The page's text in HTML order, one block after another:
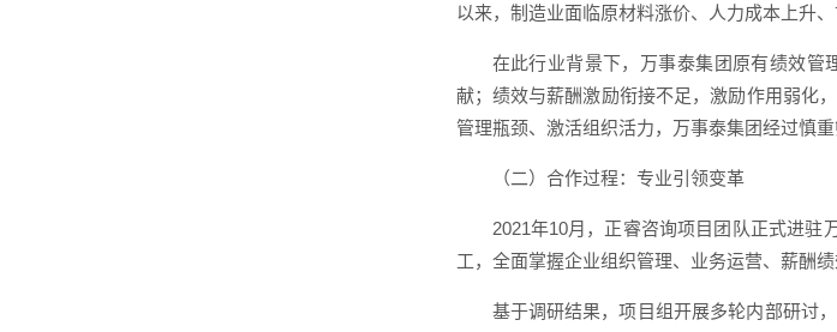
以来，制造业面临原材料涨价、人力成本上升
在此行业背景下，万事泰集团原有绩效管
献；绩效与薪酬激励衔接不足，激励作用弱化
管理瓶颈、激活组织活力，万事泰集团经过慎
（二）合作过程：专业引领变革
2021年10月，正睿咨询项目团队正式进驻
工，全面掌握企业组织管理、业务运营、薪酬
基于调研结果，项目组开展多轮内部研讨